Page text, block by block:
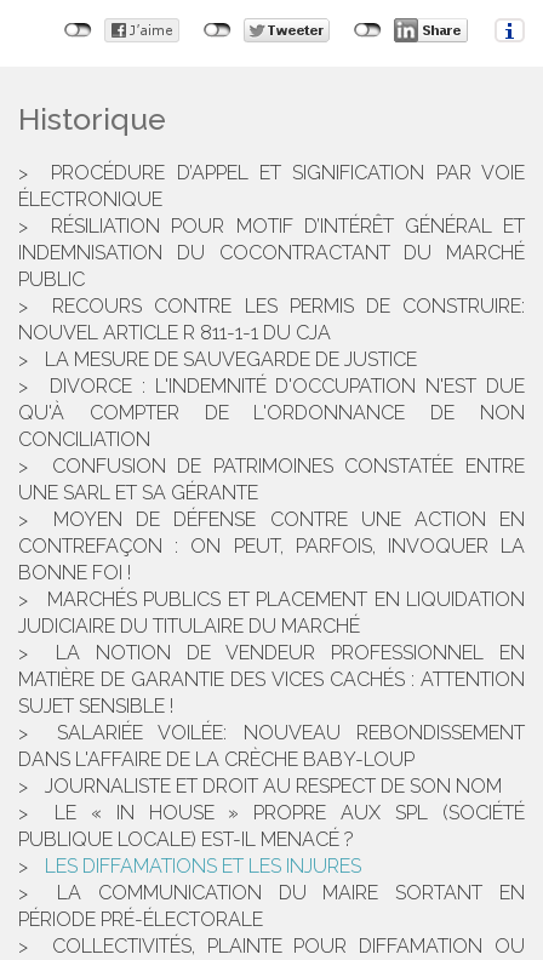
Historique
PROCÉDURE D’APPEL ET SIGNIFICATION PAR VOIE
ÉLECTRONIQUE
RÉSILIATION POUR MOTIF D’INTÉRÊT GÉNÉRAL ET
INDEMNISATION DU COCONTRACTANT DU MARCHÉ
PUBLIC
RECOURS CONTRE LES PERMIS DE CONSTRUIRE:
NOUVEL ARTICLE R 811-1-1 DU CJA
LA MESURE DE SAUVEGARDE DE JUSTICE
DIVORCE : L'INDEMNITÉ D'OCCUPATION N'EST DUE
QU'À COMPTER DE L'ORDONNANCE DE NON
CONCILIATION
CONFUSION DE PATRIMOINES CONSTATÉE ENTRE
UNE SARL ET SA GÉRANTE
MOYEN DE DÉFENSE CONTRE UNE ACTION EN
CONTREFAÇON : ON PEUT, PARFOIS, INVOQUER LA
BONNE FOI !
MARCHÉS PUBLICS ET PLACEMENT EN LIQUIDATION
JUDICIAIRE DU TITULAIRE DU MARCHÉ
LA NOTION DE VENDEUR PROFESSIONNEL EN
MATIÈRE DE GARANTIE DES VICES CACHÉS : ATTENTION
SUJET SENSIBLE !
SALARIÉE VOILÉE: NOUVEAU REBONDISSEMENT
DANS L'AFFAIRE DE LA CRÈCHE BABY-LOUP
JOURNALISTE ET DROIT AU RESPECT DE SON NOM
LE « IN HOUSE » PROPRE AUX SPL (SOCIÉTÉ
PUBLIQUE LOCALE) EST-IL MENACÉ ?
LES DIFFAMATIONS ET LES INJURES
LA COMMUNICATION DU MAIRE SORTANT EN
PÉRIODE PRÉ-ÉLECTORALE
COLLECTIVITÉS, PLAINTE POUR DIFFAMATION OU